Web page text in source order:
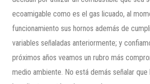
ecoamigable como es el gas licuado, al
funcionamiento sus hornos además de
variables señaladas anteriormente; y
próximos años veamos un rubro más
medio ambiente. No está demás señalar